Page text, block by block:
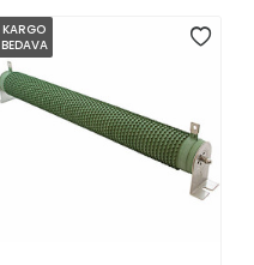
KARGO
BEDAVA